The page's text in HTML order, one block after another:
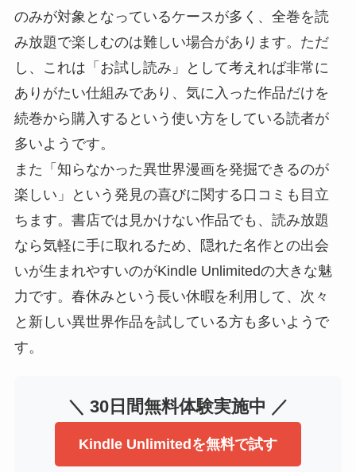
のみが対象となっているケースが多く、全巻を読
み放題で楽しむのは難しい場合があります。ただ
し、これは「お試し読み」として考えれば非常に
ありがたい仕組みであり、気に入った作品だけを
続巻から購入するという使い方をしている読者が
多いようです。
また「知らなかった異世界漫画を発掘できるのが
楽しい」という発見の喜びに関する口コミも目立
ちます。書店では見かけない作品でも、読み放題
なら気軽に手に取れるため、隠れた名作との出会
いが生まれやすいのがKindle Unlimitedの大きな魅
力です。春休みという長い休暇を利用して、次々
と新しい異世界作品を試している方も多いようで
す。
＼ 30日間無料体験実施中 ／
Kindle Unlimitedを無料で試す